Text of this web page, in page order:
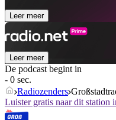
Leer meer
Leer meer
De podcast begint in
- 0 sec.
Radiozenders
Luister gratis naar dit station